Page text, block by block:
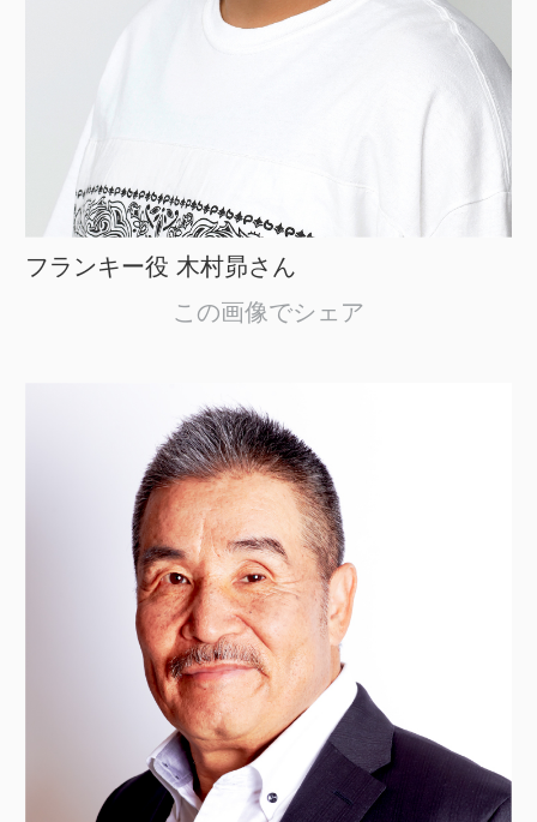
フランキー役 木村昴さん
この画像でシェア